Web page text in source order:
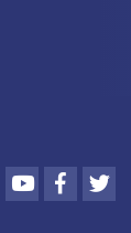
Youtube Facebook